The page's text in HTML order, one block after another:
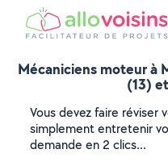
Mécaniciens moteur à
(13)
Vous devez faire réviser
simplement entretenir
demande en 2 clics...